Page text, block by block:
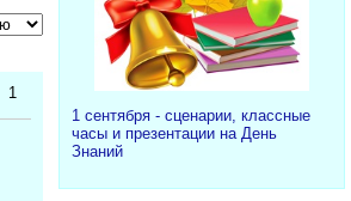
1
1 сентября - сценарии, классные
часы и презентации на День
Знаний